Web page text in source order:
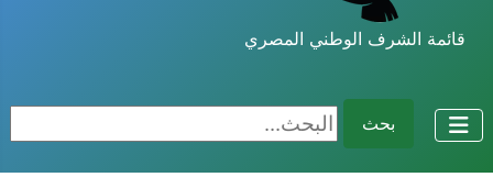
قائمة الشرف الوطني المصري
بحث البحث...